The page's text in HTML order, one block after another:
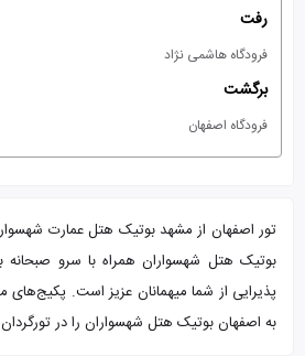
رفت
فرودگاه هاشمی نژاد
برگشت
فرودگاه اصفهان
تور اصفهان از مشهد بوتیک هتل عمارت
بوتیک هتل شهسواران همراه با سرو صبحانه
پذیرایی از شما میهمانان عزیز است.
به اصفهان بوتیک هتل شهسواران را در تورگردان